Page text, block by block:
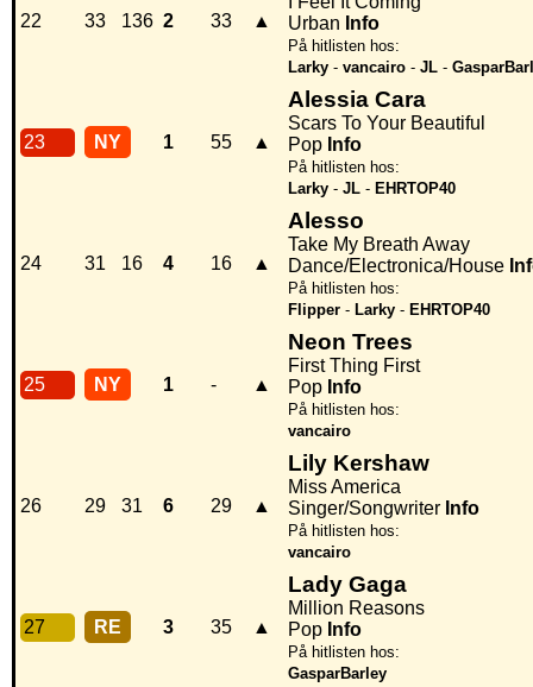
22 33 136 2 33 ▲
Urban Info
På hitlisten hos:
Larky - vancairo - JL -
23 NY 1 55 ▲
Alessia Cara
Scars To Your Beautiful
Pop Info
På hitlisten hos:
Larky - JL - EHRTOP40
24 31 16 4 16 ▲
Alesso
Take My Breath Away
Dance/Electronica/House
På hitlisten hos:
Flipper - Larky - EHRTOP40
25 NY 1 - ▲
Neon Trees
First Thing First
Pop Info
På hitlisten hos:
vancairo
26 29 31 6 29 ▲
Lily Kershaw
Miss America
Singer/Songwriter Info
På hitlisten hos:
vancairo
27 RE 3 35 ▲
Lady Gaga
Million Reasons
Pop Info
På hitlisten hos:
GasparBarley